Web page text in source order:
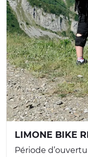
LIMONE BIKE
Période